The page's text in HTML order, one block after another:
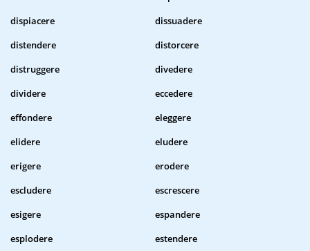
dispiacere
dissuadere
distendere
distorcere
distruggere
divedere
dividere
eccedere
effondere
eleggere
elidere
eludere
erigere
erodere
escludere
escrescere
esigere
espandere
esplodere
estendere